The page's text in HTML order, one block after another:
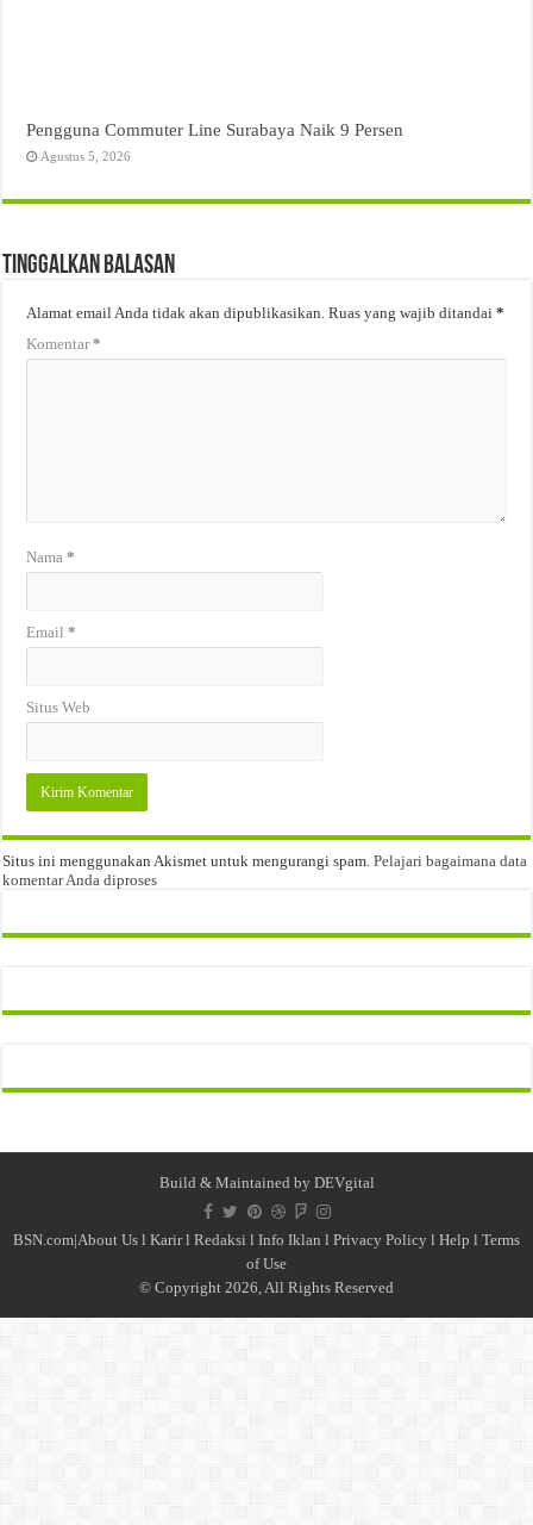
Pengguna Commuter Line Surabaya Naik 9 Persen
Agustus 5, 2026
Tinggalkan Balasan
Alamat email Anda tidak akan dipublikasikan. Ruas yang wajib ditandai*
Komentar*
Nama*
Email*
Situs Web
Situs ini menggunakan Akismet untuk mengurangi spam.Pelajari bagaimana data
komentar Anda diproses
Build & Maintained by DEVgital
BSN.com|About Us l Karirl Redaksi l Info Iklan l Privacy Policy l Help l Terms
of Use
© Copyright 2026, All Rights Reserved